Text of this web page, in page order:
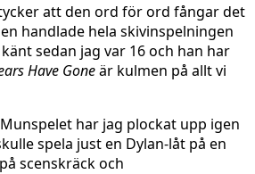
att den ord för ord fångar det
handlade hela skivinspelningen
sedan jag var 16 och han har
Have Goneär kulmen på allt vi
har jag plockat upp igen
spela just en Dylan-låt på en
scenskräck och